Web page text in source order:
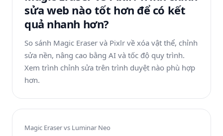
sửa web nào tốt hơn để có kết
quả nhanh hơn?
So sánh Magic Eraser và Pixlr về xóa vật thể, chỉnh
sửa nền, nâng cao bằng AI và tốc độ quy trình.
Xem trình chỉnh sửa trên trình duyệt nào phù hợp
hơn.
Magic Eraser vs Luminar Neo